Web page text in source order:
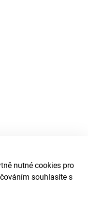
nutné cookies pro
souhlasíte s